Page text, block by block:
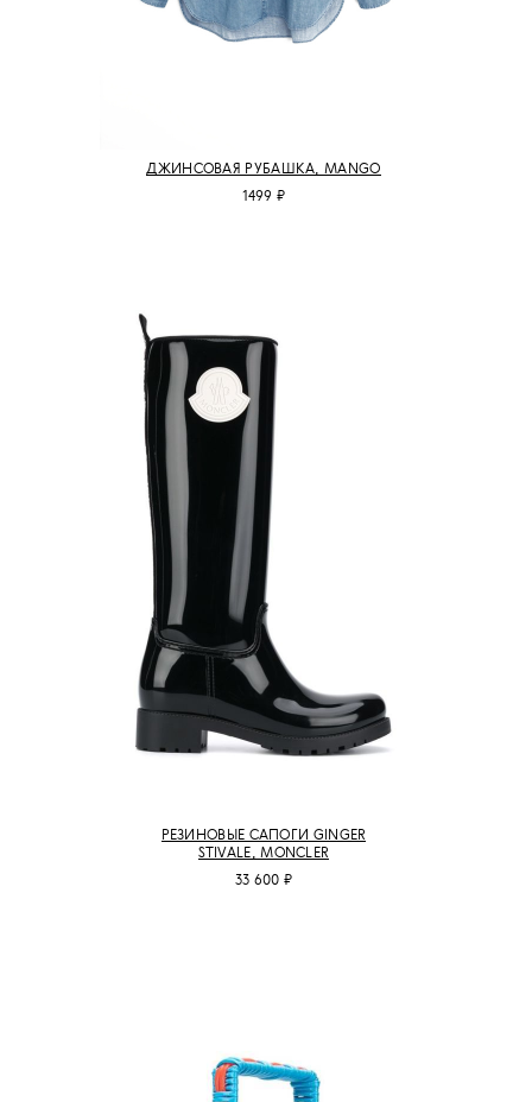
ДЖИНСОВАЯ РУБАШКА, MANGO
1499 ₽
РЕЗИНОВЫЕ САПОГИ GINGER
STIVALE, MONCLER
33 600 ₽